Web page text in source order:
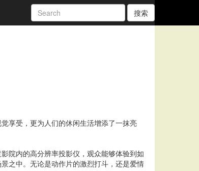
搜索
享受，更为人们的休闲生活增添了一抹亮
院内的高分辨率投影仪，观众能够体验到如
之中。无论是动作片的激烈打斗，还是爱情